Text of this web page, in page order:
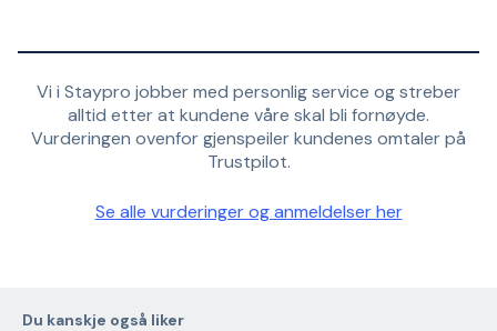
Vi i Staypro jobber med personlig service og streber
alltid etter at kundene våre skal bli fornøyde.
Vurderingen ovenfor gjenspeiler kundenes omtaler på
Trustpilot.
Se alle vurderinger og anmeldelser her
Du kanskje også liker